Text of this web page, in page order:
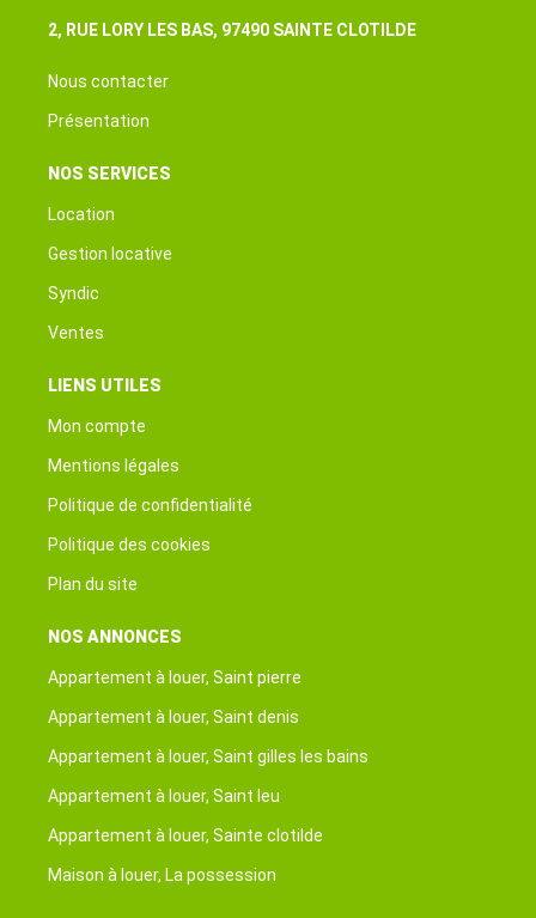
2, RUE LORY LES BAS, 97490 SAINTE CLOTILDE
Nous contacter
Présentation
NOS SERVICES
Location
Gestion locative
Syndic
Ventes
LIENS UTILES
Mon compte
Mentions légales
Politique de confidentialité
Politique des cookies
Plan du site
NOS ANNONCES
Appartement à louer, Saint pierre
Appartement à louer, Saint denis
Appartement à louer, Saint gilles les bains
Appartement à louer, Saint leu
Appartement à louer, Sainte clotilde
Maison à louer, La possession